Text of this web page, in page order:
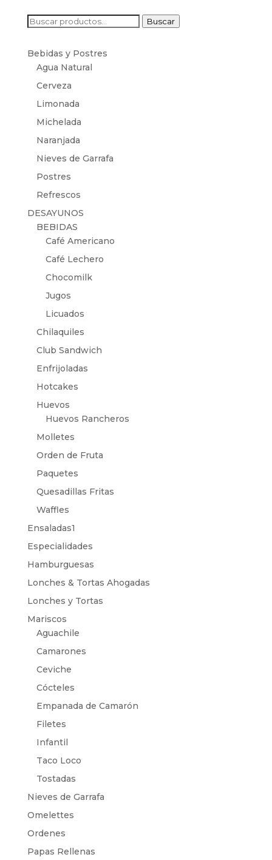
Buscar
Buscar
Bebidas y Postres
Agua Natural
Cerveza
Limonada
Michelada
Naranjada
Nieves de Garrafa
Postres
Refrescos
DESAYUNOS
BEBIDAS
Café Americano
Café Lechero
Chocomilk
Jugos
Licuados
Chilaquiles
Club Sandwich
Enfrijoladas
Hotcakes
Huevos
Huevos Rancheros
Molletes
Orden de Fruta
Paquetes
Quesadillas Fritas
Waffles
Ensaladas1
Especialidades
Hamburguesas
Lonches & Tortas Ahogadas
Lonches y Tortas
Mariscos
Aguachile
Camarones
Ceviche
Cócteles
Empanada de Camarón
Filetes
Infantil
Taco Loco
Tostadas
Nieves de Garrafa
Omelettes
Ordenes
Papas Rellenas